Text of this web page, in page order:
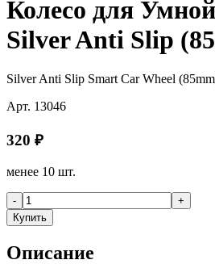
Колесо для
Silver Anti Slip
Silver Anti Slip Smart Car Wheel
Арт. 13046
320 ₽
менее 10 шт.
-
+
Купить
Описание